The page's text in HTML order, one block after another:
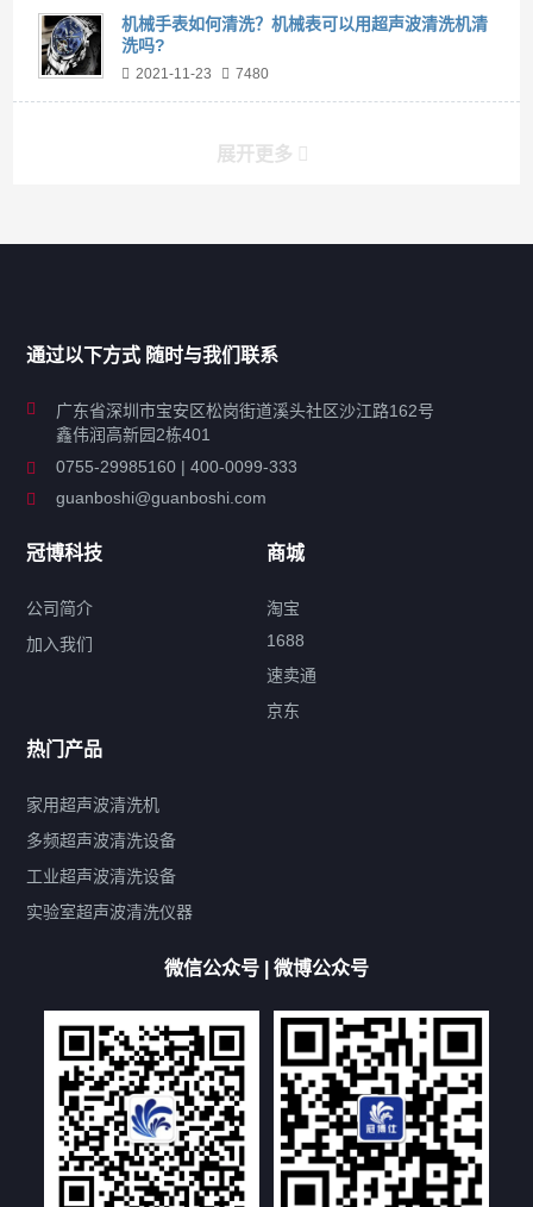
机械手表如何清洗？机械表可以用超声波清洗机清
洗吗?
2021-11-23 7480
展开更多
工业超声波清洗设备
特种超声波洗净产品
超声波配件
产品标签
鼓泡 升降 抛动
带加热
功率可调
双波脱气
机械旋钮系列
厨具清洗机
超声波振板
高尔夫球杆清洗机
大型单槽带过滤系列
全自动/半自动系列
客户定制非标机参考
双槽三槽四槽五槽多槽系列
轮胎清洗机
多频 扫频
文章标签
超声波清洗机定制 超声波清洗机除油污
通过以下方式 随时与我们联系
广东省深圳市宝安区松岗街道溪头社区沙江路162号
鑫伟润高新园2栋401
0755-29985160 | 400-0099-333
guanboshi@guanboshi.com
冠博科技
公司简介
加入我们
商城
淘宝
1688
速卖通
京东
热门产品
家用超声波清洗机
多频超声波清洗设备
工业超声波清洗设备
实验室超声波清洗仪器
微信公众号 | 微博公众号